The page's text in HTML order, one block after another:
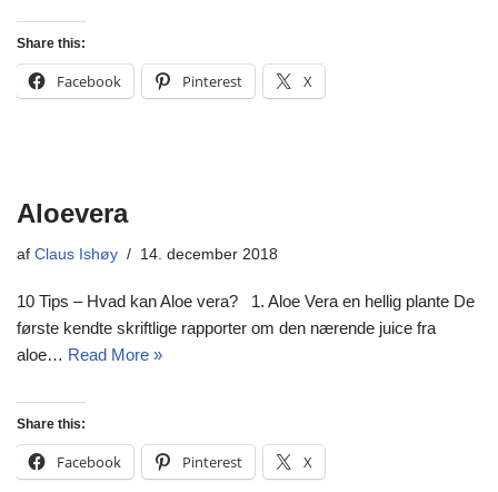
Share this:
Facebook Pinterest X
Aloevera
af Claus Ishøy 14. december 2018
10 Tips – Hvad kan Aloe vera? 1. Aloe Vera en hellig plante De
første kendte skriftlige rapporter om den nærende juice fra
aloe… Read More »
Share this:
Facebook Pinterest X